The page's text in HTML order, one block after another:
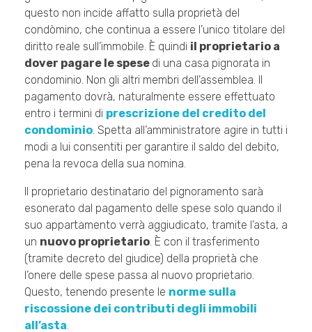
questo non incide affatto sulla proprietà del
condòmino, che continua a essere l’unico titolare del
diritto reale sull’immobile. È quindi il proprietario a
dover pagare le spese di una casa pignorata in
condominio. Non gli altri membri dell’assemblea. Il
pagamento dovrà, naturalmente essere effettuato
entro i termini di prescrizione del credito del
condominio. Spetta all’amministratore agire in tutti i
modi a lui consentiti per garantire il saldo del debito,
pena la revoca della sua nomina.
Il proprietario destinatario del pignoramento sarà
esonerato dal pagamento delle spese solo quando il
suo appartamento verrà aggiudicato, tramite l’asta, a
un nuovo proprietario. È con il trasferimento
(tramite decreto del giudice) della proprietà che
l’onere delle spese passa al nuovo proprietario.
Questo, tenendo presente le norme sulla
riscossione dei contributi degli immobili
all’asta.